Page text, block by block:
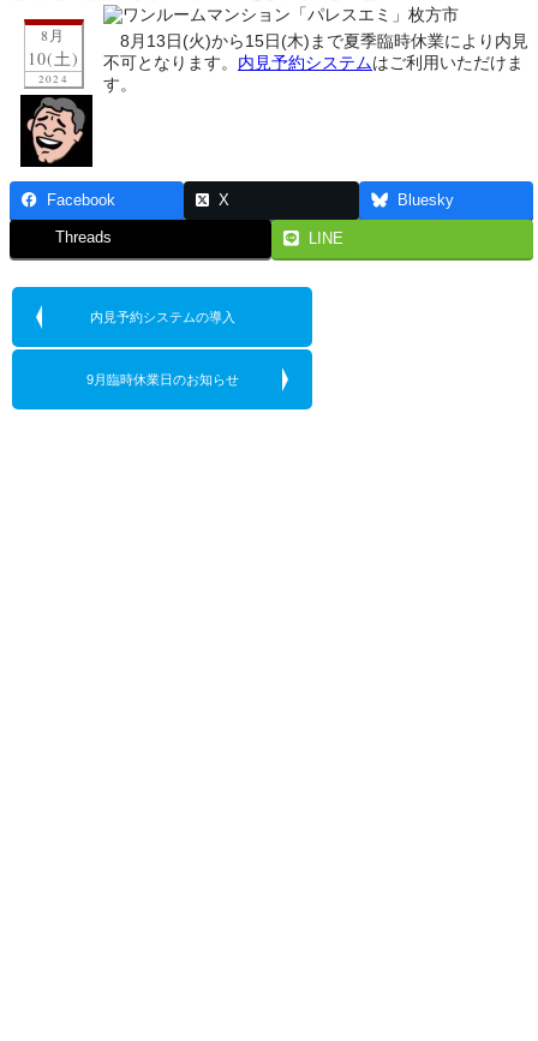
8月
10(土)
2024
8月13日(火)から15日(木)まで夏季臨時休業により内見
不可となります。 内見予約システムはご利用いただけま
す。
Facebook X Bluesky
Threads LINE
内見予約システムの導入
9月臨時休業日のお知らせ